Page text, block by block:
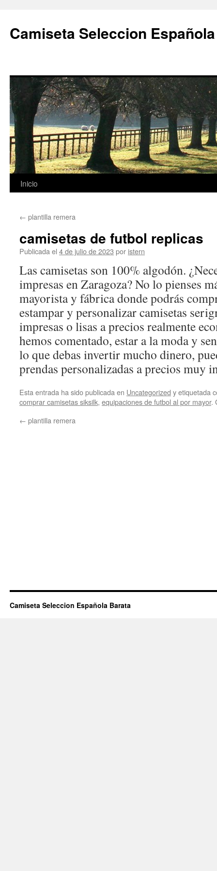
Camiseta Seleccion
Saltar
contenido
Inicio
← plantilla remera
camisetas de futbol replicas
Publicada el 4 de julio de 2023 por istern
Las camisetas son 100% algodón.
impresas en Zaragoza? No lo pienses
mayorista y fábrica donde podrás
estampar y personalizar camisetas
impresas o lisas a precios realmente
hemos comentado, estar a la moda y
lo que debas invertir mucho dinero,
prendas personalizadas a precios muy
Esta entrada ha sido publicada en Uncategorized y etiquetada
comprar camisetas siksilk, equipaciones de futbol al por mayor.
← plantilla remera
Camiseta Seleccion Española Barata